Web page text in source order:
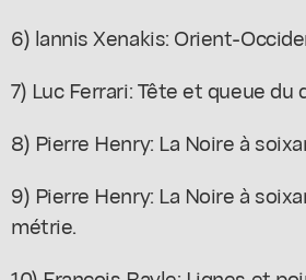
6) lannis Xenakis: Orient-
7) Luc Ferrari: Tête et queue du
8) Pierre Henry: La Noire à
9) Pierre Henry: La Noire à
métrie.